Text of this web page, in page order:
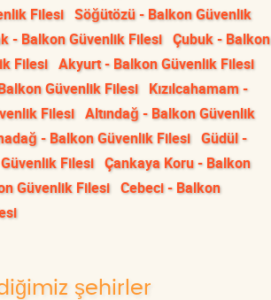
Filesi Söğütözü - Balkon Güvenlik
- Balkon Güvenlik Filesi Çubuk - Balkon
Filesi Akyurt - Balkon Güvenlik Filesi
Güvenlik Filesi Kızılcahamam -
Filesi Altındağ - Balkon Güvenlik
- Balkon Güvenlik Filesi Güdül -
Filesi Çankaya Koru - Balkon
Güvenlik Filesi Cebeci - Balkon
şehirler